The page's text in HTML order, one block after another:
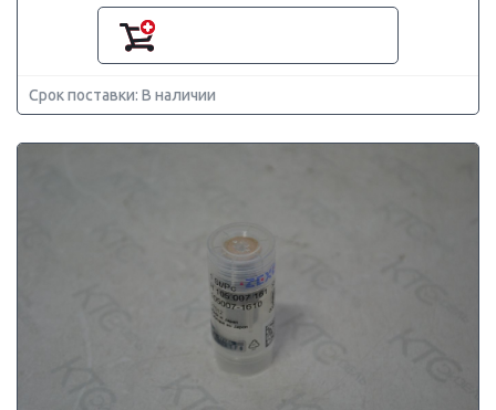
Срок поставки: В наличии